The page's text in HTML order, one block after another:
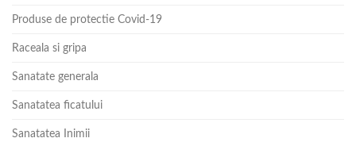
Produse de protectie Covid-19
Raceala si gripa
Sanatate generala
Sanatatea ficatului
Sanatatea Inimii